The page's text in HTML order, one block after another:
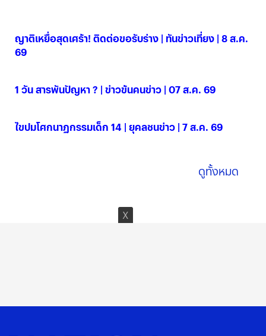
ญาติเหยื่อสุดเศร้า! ติดต่อขอรับร่าง | ทันข่าวเที่ยง | 8 ส.ค.
69
1 วัน สารพันปัญหา ? | ข่าวข้นคนข่าว | 07 ส.ค. 69
ไขปมโศกนาฏกรรมเด็ก 14 | ยุคลชนข่าว | 7 ส.ค. 69
ดูทั้งหมด